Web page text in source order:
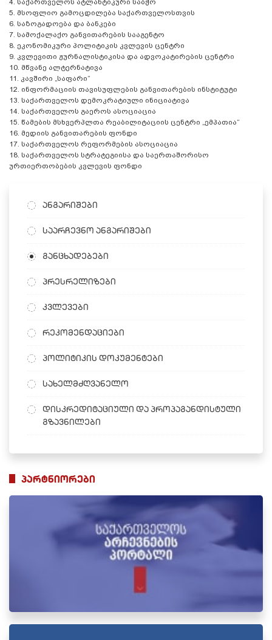
4. საქართველოს ატლანტიკური საბჭო
5. მსოფლიო გამოცდილება საქართველოსთვის
6. საზოგადოება და ბანკები
7. სამოქალაქო განვითარების სააგენტო
8. ეკონომიკური პოლიტიკის კვლევის ცენტრი
9. კვლევითი ჟურნალისტიკისა და ადვოკატირების ცენტრი
10. მწვანე ალტერნატივა
11. კავშირი „საფარი“
12. ინფორმაციის თავისუფლების განვითარების ინსტიტუტი
13. საქართველოს დემოკრატიული ინიციატივა
14. საქართველოს გაეროს ასოციაცია
15. წამების მსხვერპლთა რეაბილიტაციის ცენტრი „ემპათია“
16. მედიის განვითარების ფონდი
17. საქართველოს რეფორმების ასოციაცია
18. საქართველოს სტრატეგიისა და საერთაშორისო
ურთიერთობების კვლევის ფონდი
ანგარიშები
საარჩევნო ანგარიშები
განცხადებები
პრესრელიზები
კვლევები
რეკომენდაციები
პოლიტიკის დოკუმენტები
სახელმძღვანელო
დისკრედიტაციული და პროპაგანდისტული
გზავნილები
პარტნიორები